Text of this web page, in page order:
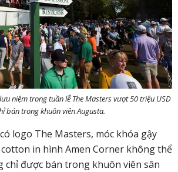
niệm trong tuần lễ The Masters vượt 50 triệu USD
bán trong khuôn viên Augusta.
logo The Masters, móc khóa gậy
in hình Amen Corner không thể
chỉ được bán trong khuôn viên sân